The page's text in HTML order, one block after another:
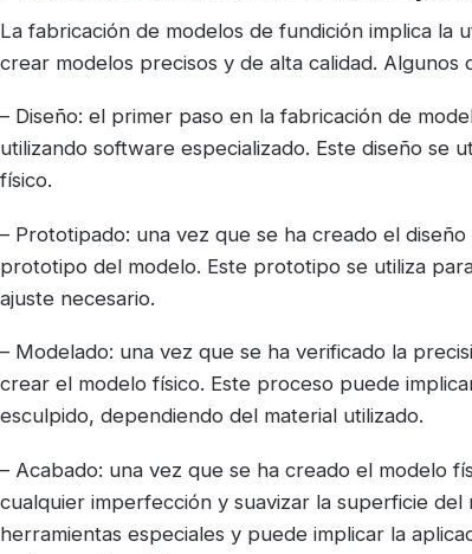
La fabricación de modelos de fundición implica la
crear modelos precisos y de alta calidad. Algunos
– Diseño: el primer paso en la fabricación de
utilizando software especializado. Este diseño se
físico.
– Prototipado: una vez que se ha creado el
prototipo del modelo. Este prototipo se utiliza
ajuste necesario.
– Modelado: una vez que se ha verificado la
crear el modelo físico. Este proceso puede
esculpido, dependiendo del material utilizado.
– Acabado: una vez que se ha creado el modelo
cualquier imperfección y suavizar la superficie
herramientas especiales y puede implicar la